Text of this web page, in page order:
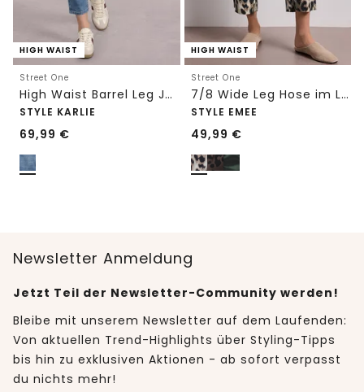
HIGH WAIST
Street One
High Waist Barrel Leg Jeans im Loose Fit
STYLE KARLIE
69,99 €
HIGH WAIST
Street One
7/8 Wide Leg Hose im Loose Fit mit Print
STYLE EMEE
49,99 €
Newsletter Anmeldung
Jetzt Teil der Newsletter-Community werden!
Bleibe mit unserem Newsletter auf dem Laufenden:
Von aktuellen Trend-Highlights über Styling-Tipps
bis hin zu exklusiven Aktionen - ab sofort verpasst
du nichts mehr!